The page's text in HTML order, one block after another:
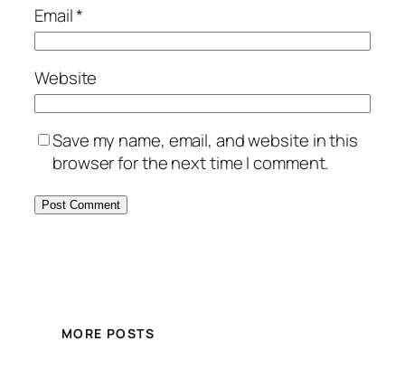
Email*
Website
Save my name, email, and website in this
browser for the next time I comment.
MORE POSTS